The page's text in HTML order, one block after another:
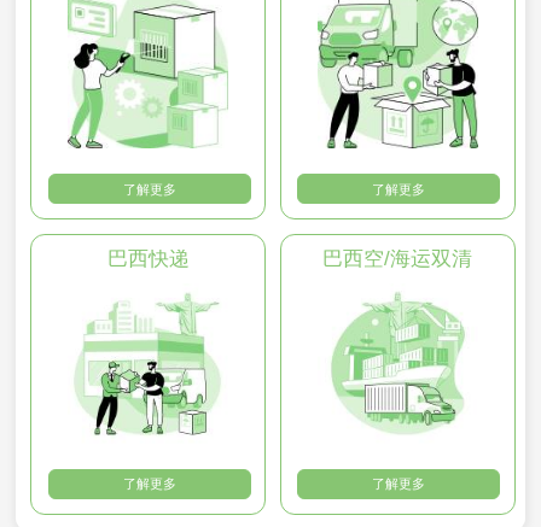
了解更多 了解更多
巴西快递
了解更多
巴西空/海运双清
了解更多